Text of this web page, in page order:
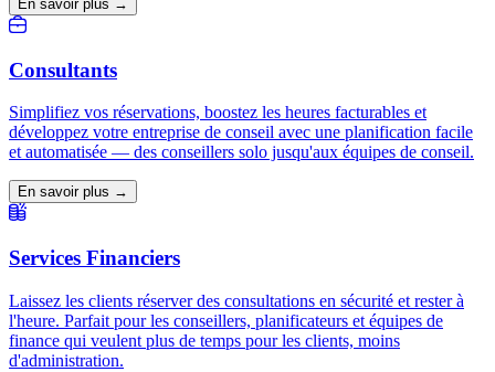
En savoir plus →
Consultants
Simplifiez vos réservations, boostez les heures facturables et
développez votre entreprise de conseil avec une planification facile
et automatisée — des conseillers solo jusqu'aux équipes de conseil.
En savoir plus →
Services Financiers
Laissez les clients réserver des consultations en sécurité et rester à
l'heure. Parfait pour les conseillers, planificateurs et équipes de
finance qui veulent plus de temps pour les clients, moins
d'administration.